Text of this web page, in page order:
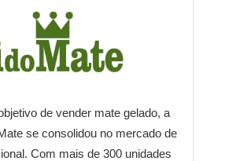
de vender mate gelado, a
se consolidou no mercado de
Com mais de 300 unidades